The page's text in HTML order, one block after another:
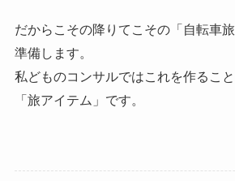
だからこその降りてこその「自転車
準備します。
私どものコンサルではこれを作るこ
「旅アイテム」です。